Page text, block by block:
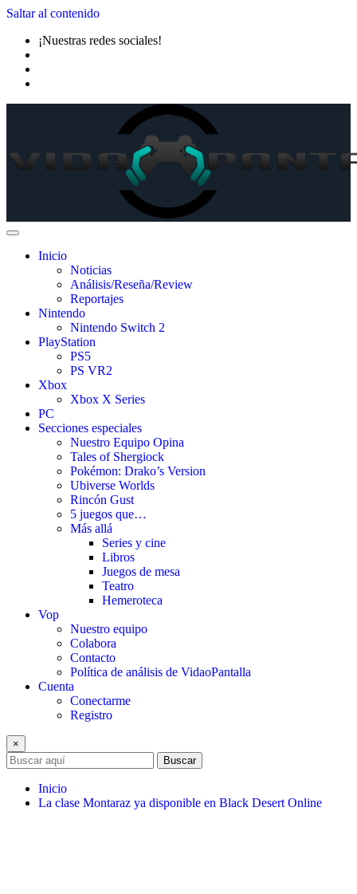
Saltar al contenido
¡Nuestras redes sociales!
Inicio
Noticias
Análisis/Reseña/Review
Reportajes
Nintendo
Nintendo Switch 2
PlayStation
PS5
PS VR2
Xbox
Xbox X Series
PC
Secciones especiales
Nuestro Equipo Opina
Tales of Shergiock
Pokémon: Drako’s Version
Ubiverse Worlds
Rincón Gust
5 juegos que…
Más allá
Series y cine
Libros
Juegos de mesa
Teatro
Hemeroteca
Vop
Nuestro equipo
Colabora
Contacto
Política de análisis de VidaoPantalla
Cuenta
Conectarme
Registro
×
Buscar
Inicio
La clase Montaraz ya disponible en Black Desert Online